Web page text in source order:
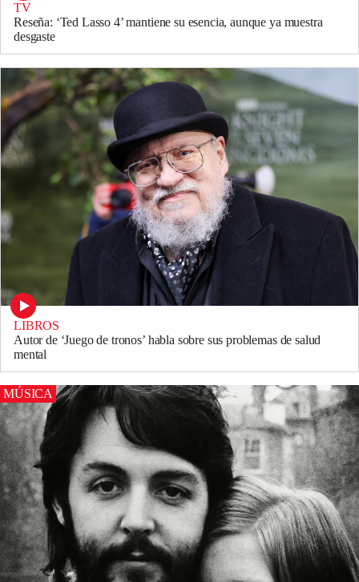
TV
Reseña: ‘Ted Lasso 4’ mantiene su esencia, aunque ya muestra
desgaste
LIBROS
Autor de ‘Juego de tronos’ habla sobre sus problemas de salud
mental
MÚSICA